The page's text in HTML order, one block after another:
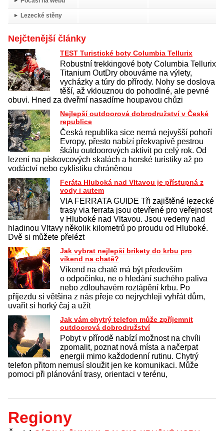
Lezecké stěny
Nejčtenější články
TEST Turistické boty Columbia Tellurix
Robustní trekkingové boty Columbia Tellurix
Titanium OutDry obouváme na výlety,
vycházky a túry do přírody. Nohy se doslova
těší, až vklouznou do pohodlné, ale pevné
obuvi. Hned za dveřmí nasadíme houpavou chůzi
Nejlepší outdoorová dobrodružství v České
republice
Česká republika sice nemá nejvyšší pohoří
Evropy, přesto nabízí překvapivě pestrou
škálu outdoorových aktivit po celý rok. Od
lezení na pískovcových skalách a horské turistiky až po
vodáctví nebo cyklistiku chráněnou
Feráta Hluboká nad Vltavou je přístupná z
vody i autem
VIA FERRATA GUIDE Tři zajištěné lezecké
trasy via ferrata jsou otevřené pro veřejnost
v Hluboké nad Vltavou. Jsou vedeny nad
hladinou Vltavy několik kilometrů po proudu od Hluboké.
Dvě si můžete přelézt
Jak vybrat nejlepší brikety do krbu pro
víkend na chatě?
Víkend na chatě má být především
o odpočinku, ne o hledání suchého paliva
nebo zdlouhavém roztápění krbu. Po
příjezdu si většina z nás přeje co nejrychleji vyhřát dům,
uvařit si horký čaj a užít
Jak vám chytrý telefon může zpříjemnit
outdoorová dobrodružství
Pobyt v přírodě nabízí možnost na chvíli
zpomalit, poznat nová místa a načerpat
energii mimo každodenní rutinu. Chytrý
telefon přitom nemusí sloužit jen ke komunikaci. Může
pomoci při plánování trasy, orientaci v terénu,
Regiony